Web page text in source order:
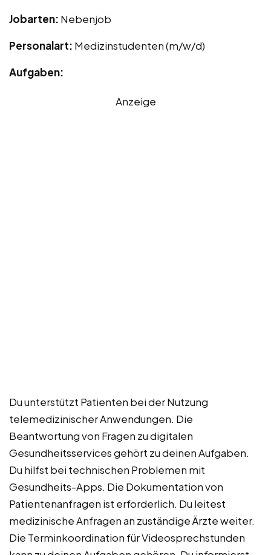
Jobarten: Nebenjob
Personalart: Medizinstudenten (m/w/d)
Aufgaben:
Anzeige
Du unterstützt Patienten bei der Nutzung
telemedizinischer Anwendungen. Die
Beantwortung von Fragen zu digitalen
Gesundheitsservices gehört zu deinen Aufgaben.
Du hilfst bei technischen Problemen mit
Gesundheits-Apps. Die Dokumentation von
Patientenanfragen ist erforderlich. Du leitest
medizinische Anfragen an zuständige Ärzte weiter.
Die Terminkoordination für Videosprechstunden